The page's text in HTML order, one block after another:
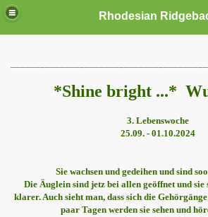
Rhodesian
*Shine bright ...*
3. Lebenswoche
25.09. - 01.10.2024
Sie wachsen und gedeihen und sind
Die Äuglein sind jetz bei allen geöffnet und sie
klarer. Auch sieht man, dass sich die
paar Tagen werden sie sehen und